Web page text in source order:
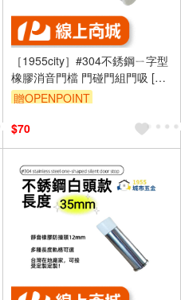
［1955city］#304不銹鋼ㄧ字型
橡膠消音門檔 門碰門組門吸 [長
度60mm]
贈OPENPOINT
$70